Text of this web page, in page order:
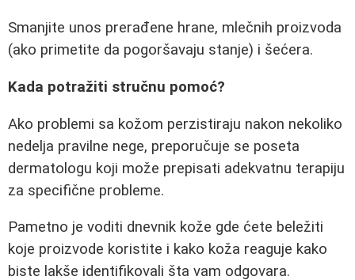
Smanjite unos prerađene hrane, mlečnih proizvoda
(ako primetite da pogoršavaju stanje) i šećera.
Kada potražiti stručnu pomoć?
Ako problemi sa kožom perzistiraju nakon nekoliko
nedelja pravilne nege, preporučuje se poseta
dermatologu koji može prepisati adekvatnu terapiju
za specifične probleme.
Pametno je voditi dnevnik kože gde ćete beležiti
koje proizvode koristite i kako koža reaguje kako
biste lakše identifikovali šta vam odgovara.